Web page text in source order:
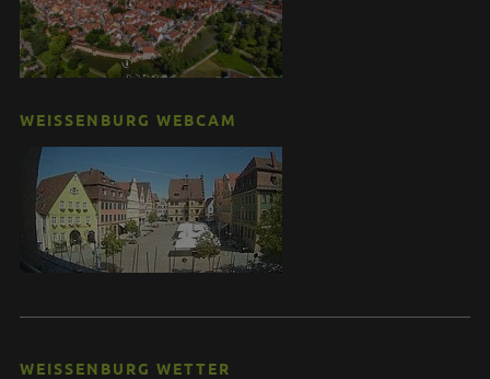
WEISSENBURG WEBCAM
WEISSENBURG WETTER